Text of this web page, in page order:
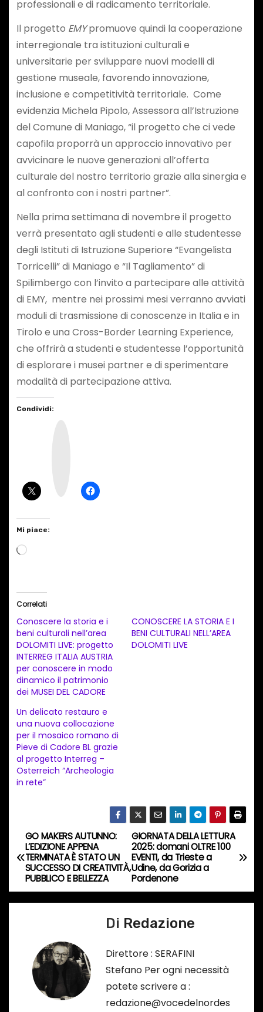
professionali e di radicamento territoriale.
Il progetto EMYpromuove quindi la cooperazione
interregionale tra istituzioni culturali e
universitarie per sviluppare nuovi modelli di
gestione museale, favorendo innovazione,
inclusione e competitività territoriale. Come
evidenzia Michela Pipolo, Assessora all’Istruzione
del Comune di Maniago, “il progetto che ci vede
capofila proporrà un approccio innovativo per
avvicinare le nuove generazioni all’offerta
culturale del nostro territorio grazie alla sinergia e
al confronto con i nostri partner”.
Nella prima settimana di novembre il progetto
verrà presentato agli studenti e alle studentesse
degli Istituti di Istruzione Superiore “Evangelista
Torricelli” di Maniago e “Il Tagliamento” di
Spilimbergo con l’invito a partecipare alle attività
di EMY, mentre nei prossimi mesi verranno avviati
moduli di trasmissione di conoscenze in Italia e in
Tirolo e una Cross-Border Learning Experience,
che offrirà a studenti e studentesse l’opportunità
di esplorare i musei partner e di sperimentare
modalità di partecipazione attiva.
Condividi:
Mi piace:
C
a
m
e
n
t
o
i
n
c
o
…
Correlati
Conoscere la storia e i
beni culturali nell’area
DOLOMITI LIVE: progetto
INTERREG ITALIA AUSTRIA
per conoscere in modo
dinamico il patrimonio
dei MUSEI DEL CADORE
CONOSCERE LA STORIA E I
BENI CULTURALI NELL’AREA
DOLOMITI LIVE
Un delicato restauro e
una nuova collocazione
per il mosaico romano di
Pieve di Cadore BL grazie
al progetto Interreg –
Osterreich “Archeologia
in rete”
N
a
v
GIORNATA DELLA LETTURA
2025: domani OLTRE 100
EVENTI, da Trieste a
Udine, da Gorizia a
Pordenone
GO MAKERS AUTUNNO:
L’EDIZIONE APPENA
TERMINATA È STATO UN
SUCCESSO DI CREATIVITÀ,
PUBBLICO E BELLEZZA
Di Redazione
Direttore : SERAFINI
Stefano Per ogni necessità
potete scrivere a :
redazione@vocedelnordes